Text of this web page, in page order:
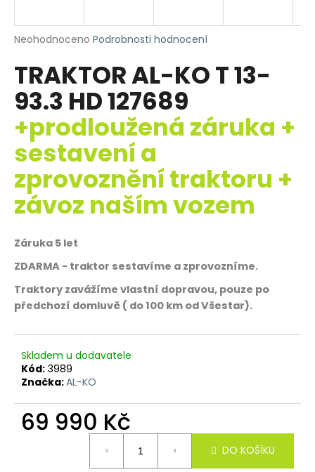
Průměrné
produktu
0,0
z
hvězdiček.
Neohodnoceno Podrobnosti hodnocení
TRAKTOR AL-KO T 13-
93.3 HD 127689
+prodloužená záruka +
sestavení a
zprovoznění traktoru +
závoz naším vozem
Záruka 5 let
ZDARMA - traktor sestavíme a zprovozníme.
Traktory zavážíme vlastní dopravou, pouze po
předchozí domluvě ( do 100 km od Všestar).
Skladem u dodavatele
Kód: 3989
Značka:AL-KO
69 990 Kč
DO KOŠÍKU
j
t
?
HLEDAT
o
o
r
u
č
u
e
m